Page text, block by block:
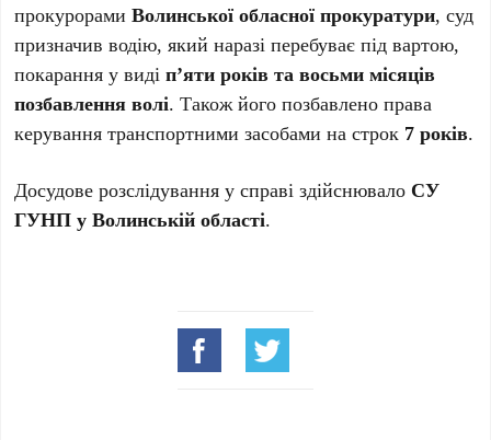
прокурорамиВолинської обласної прокуратури, суд
призначив водію, який наразі перебуває під вартою,
покарання у видіп’яти років та восьми місяців
позбавлення волі. Також його позбавлено права
керування транспортними засобами на строк 7 років.
Досудове розслідування у справі здійснювало СУ
ГУНП у Волинській області.